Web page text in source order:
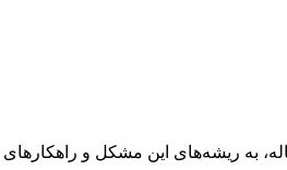
به ریشه‌های این مشکل و